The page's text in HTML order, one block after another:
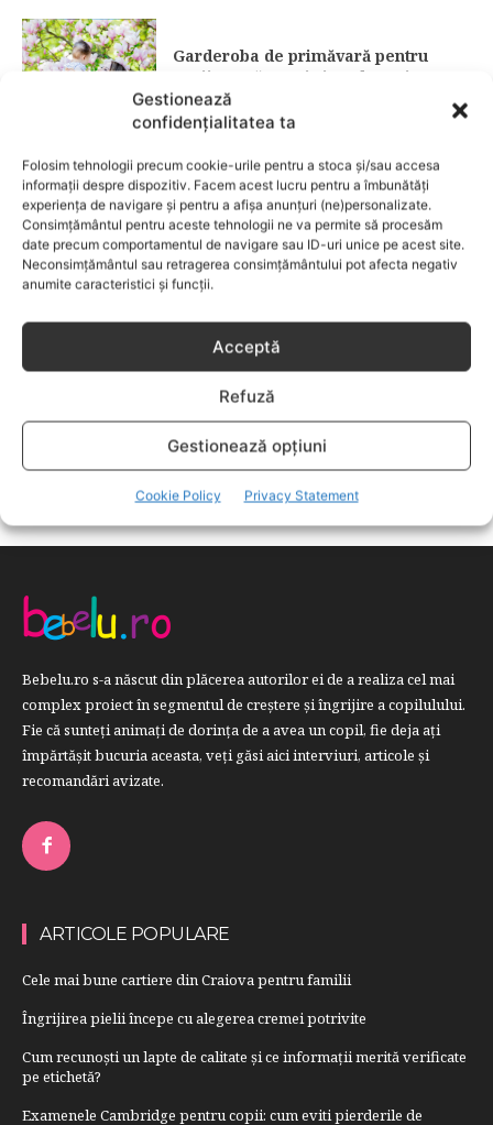
Gestionează
confidențialitatea ta
Folosim tehnologii precum cookie-urile pentru a stoca și/sau accesa
informații despre dispozitiv. Facem acest lucru pentru a îmbunătăți
experiența de navigare și pentru a afișa anunțuri (ne)personalizate.
Consimțământul pentru aceste tehnologii ne va permite să procesăm
date precum comportamentul de navigare sau ID-uri unice pe acest site.
Neconsimțământul sau retragerea consimțământului pot afecta negativ
anumite caracteristici și funcții.
Acceptă
Refuză
Gestionează opțiuni
Cookie Policy Privacy Statement
Garderoba de primăvară pentru
copii: ce păstrezi și ce donezi
CATEGORII POPULARE
EVENIMENTE
741
LIFESTYLE
COPII
633
FAMILIA
582
DEZVOLTAREA COPILULUI
COMPORTAMENT
294
Bebelu.ro s-a născut din plăcerea autorilor ei de a realiza cel mai
complex proiect în segmentul de creştere şi îngrijire a copilulului.
Fie că sunteţi animaţi de dorinţa de a avea un copil, fie deja aţi
împărtăşit bucuria aceasta, veți găsi aici interviuri, articole şi
recomandări avizate.
ARTICOLE POPULARE
Cele mai bune cartiere din Craiova pentru familii
Îngrijirea pielii începe cu alegerea cremei potrivite
Cum recunoști un lapte de calitate și ce informații merită verificate
pe etichetă?
Examenele Cambridge pentru copii: cum eviti pierderile de